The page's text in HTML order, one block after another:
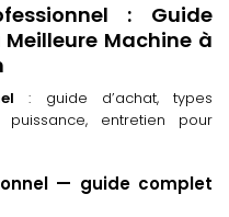
: Guide
Machine à
: guide d’achat, types
puissance, entretien pour
— guide complet